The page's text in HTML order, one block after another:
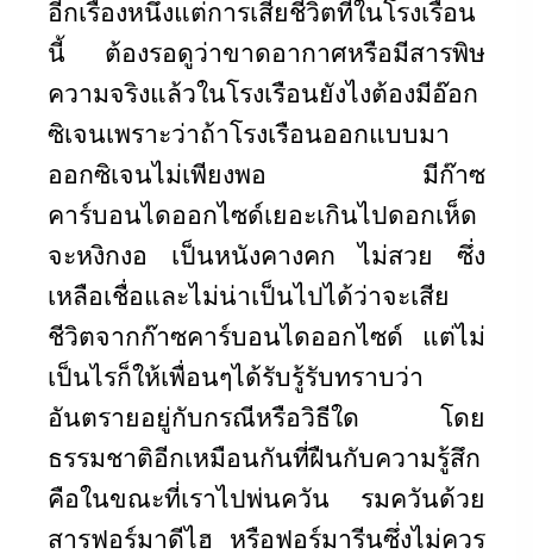
อีกเรื่องหนึ่งแต่การเสียชีวิตที่ในโรงเรือน
นี้ ต้องรอดูว่าขาดอากาศหรือมีสารพิษ
ความจริงแล้วในโรงเรือนยังไงต้องมีอ๊อก
ซิเจนเพราะว่าถ้าโรงเรือนออกแบบมา
ออกซิเจนไม่เพียงพอ มีก๊าซ
คาร์บอนไดออกไซด์เยอะเกินไปดอกเห็ด
จะหงิกงอ เป็นหนังคางคก ไม่สวย ซึ่ง
เหลือเชื่อและไม่น่าเป็นไปได้ว่าจะเสีย
ชีวิตจากก๊าซคาร์บอนไดออกไซด์ แต่ไม่
เป็นไรก็ให้เพื่อนๆได้รับรู้รับทราบว่า
อันตรายอยู่กับกรณีหรือวิธีใด โดย
ธรรมชาติอีกเหมือนกันที่ฝืนกับความรู้สึก
คือในขณะที่เราไปพ่นควัน รมควันด้วย
สารฟอร์มาดีไฮ หรือฟอร์มารีนซึ่งไม่ควร